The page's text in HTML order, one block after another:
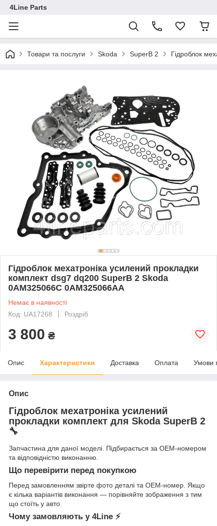
4Line Parts
Товари та послуги Skoda SuperB 2 Гідроблок
Гідроблок мехатроніка усилений прокладки
комплект dsg7 dq200 SuperB 2 Skoda
0AM325066C 0AM325066AA
Немає в наявності
Код: UA17268
Роздріб
3 800 ₴
Опис Характеристики Доставка Оплата Умови
Опис
Гідроблок мехатроніка усилений
прокладки комплект для Skoda SuperB 2
🔧
Запчастина для даної моделі. Підбирається за OEM-номером
та відповідністю виконанню.
Що перевірити перед покупкою
Перед замовленням звірте фото деталі та OEM-номер. Якщо
є кілька варіантів виконання — порівняйте зображення з тим
що стоїть у авто.
Чому замовляють у 4Line ⚡